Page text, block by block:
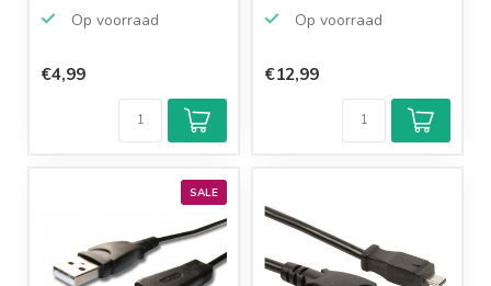
Op voorraad
€4,99
Op voorraad
€12,99
SALE